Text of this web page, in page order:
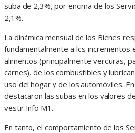
suba de 2,3%, por encima de los
2,1%.
La dinámica mensual de los Bienes
fundamentalmente a los incrementos
alimentos (principalmente verduras,
carnes), de los combustibles y
uso del hogar y de los automóviles.
destacaron las subas en los valores
vestir.Info M1.
En tanto, el comportamiento de los